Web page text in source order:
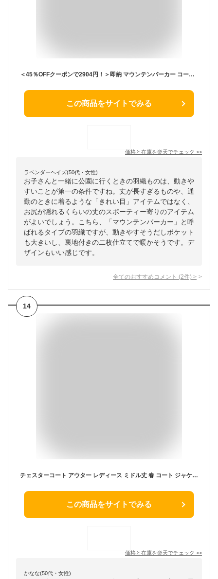
＜45％OFFクーポンで2904円！＞即納 マウンテンパーカー コート レディース アウター ブルゾン ジャンバー パーカー フード付き ウィンドブレーカー ライトアウター モッズコート スプリングコート 羽織り オーバーサイズ 長袖 フーディー 撥水 春 秋 大きいサイズ
この商品をサイトでみる
価格と在庫を楽天でチェック >>
ラベンダーヘイズ(50代・女性)
お子さんと一緒に公園に行くときの羽織ものは、動きや
すいことが第一の条件ですね。丈が長すぎるものや、通
勤のときに着るような「きれい目」アイテムではなく、
お尻が隠れるくらいの丈のスポーティー寄りのアイテム
がよいでしょう。こちら、「マウンテンパーカー」と呼
ばれるタイプの羽織ですが、動きやすそうだしポケット
も大きいし、裏地付きの二枚仕立てで暖かそうです。デ
ザインもいい感じです。
全てのおすすめコメント (2件) >
14
チェスターコート アウター レディース ミドル丈 春 コート ジャケット きれいめ カジュアル パイピング ベルト ホワイト 白 ブラック 黒 レッド ブラウン 秋 冬 20代 30代 40代 50代
この商品をサイトでみる
価格と在庫を楽天でチェック >>
かなな(50代・女性)